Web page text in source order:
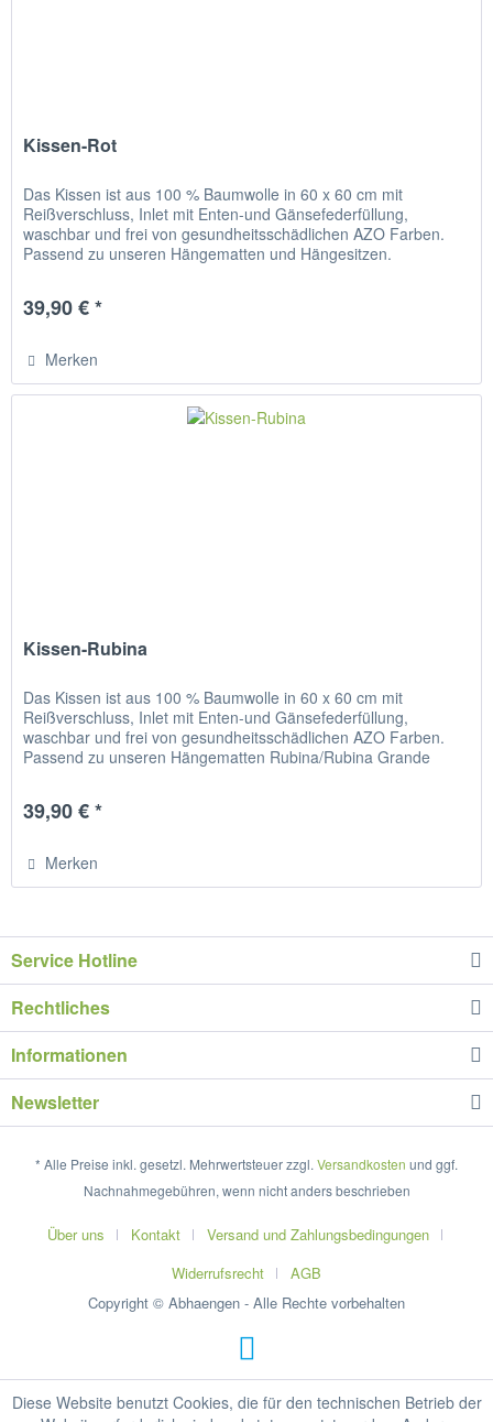
Kissen-Rot
Das Kissen ist aus 100 % Baumwolle in 60 x 60 cm mit
Reißverschluss, Inlet mit Enten-und Gänsefederfüllung,
waschbar und frei von gesundheitsschädlichen AZO Farben.
Passend zu unseren Hängematten und Hängesitzen.
39,90 € *
Merken
Kissen-Rubina
Das Kissen ist aus 100 % Baumwolle in 60 x 60 cm mit
Reißverschluss, Inlet mit Enten-und Gänsefederfüllung,
waschbar und frei von gesundheitsschädlichen AZO Farben.
Passend zu unseren Hängematten Rubina/Rubina Grande
39,90 € *
Merken
Service Hotline
Rechtliches
Informationen
Newsletter
* Alle Preise inkl. gesetzl. Mehrwertsteuer zzgl. Versandkosten und ggf.
Nachnahmegebühren, wenn nicht anders beschrieben
Über uns Kontakt
Versand und Zahlungsbedingungen
Widerrufsrecht
AGB
Copyright © Abhaengen - Alle Rechte vorbehalten
Diese Website benutzt Cookies, die für den technischen Betrieb der